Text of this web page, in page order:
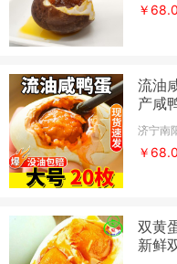
￥
流油
产咸
济宁南
￥
双黄
新鲜